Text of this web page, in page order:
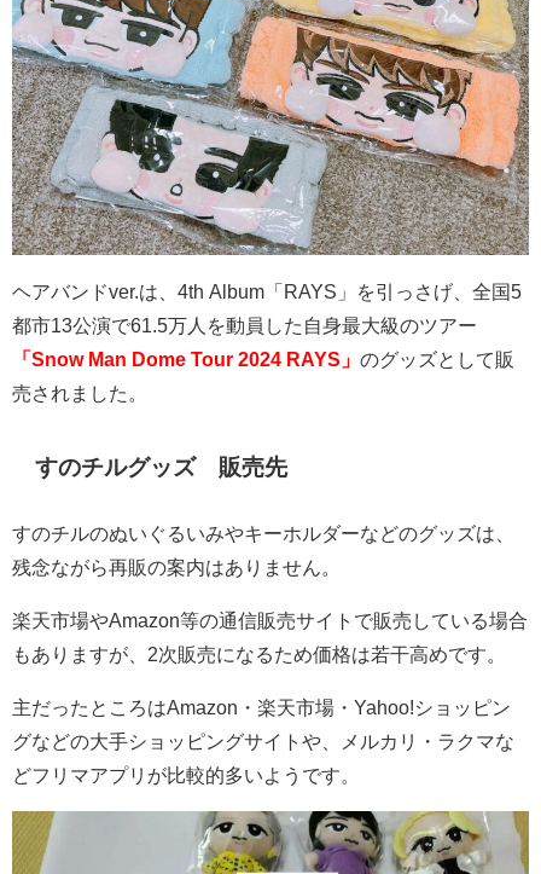
ヘアバンドver. は、 4th Album 「 RAYS 」を引っさげ、全国 5
都市13公演で61.5万人を動員した自身最大級のツアー
「Snow Man Dome Tour 2024 RAYS」 のグッズとして販
売されました。
すのチルグッズ 販売先
すのチルのぬいぐるいみやキーホルダーなどのグッズは、
残念ながら再販の案内はありません。
楽天市場やAmazon等の通信販売サイトで販売している場合
もありますが、 2次販売になるため価格は若干高めです。
主だったところはAmazon ・楽天市場・ Yahoo!ショッピン
グなどの大手ショッピングサイトや、メルカリ・ラクマな
どフリマアプリが比較的多いようです。